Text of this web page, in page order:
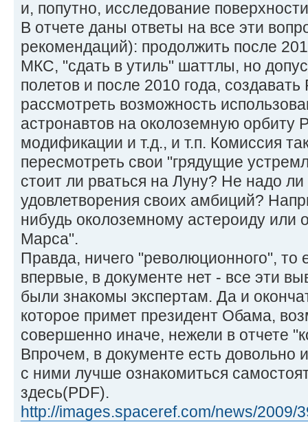
и, попутно, исследование
В отчете даны ответы на все эти
рекомендаций): продолжить после
МКС, "сдать в утиль" шаттлы, но
полетов и после 2010 года,
рассмотреть возможность
астронавтов на околоземную орбиту
модификации и т.д., и т.п. Комиссия
пересмотреть свои "грядущие
стоит ли рваться на Луну? Не надо
удовлетворения своих амбиций?
нибудь околоземному астероиду или
Марса".
Правда, ничего "революционного", то
впервые, в документе нет - все эти
были знакомы экспертам. Да и
которое примет президент Обама,
совершенно иначе, нежели в отчете
Впрочем, в документе есть
с ними лучше ознакомиться
здесь(PDF).
http://images.spaceref.com/news/2009/